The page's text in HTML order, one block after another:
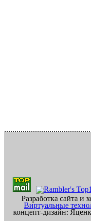
Разработка сайта и
Виртуальные
концепт-дизайн: